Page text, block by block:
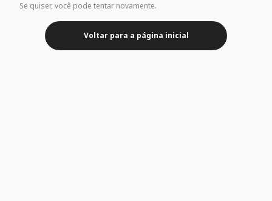
Se quiser, você pode tentar novamente.
Voltar para a página inicial